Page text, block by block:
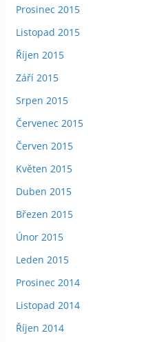
Prosinec 2015
Listopad 2015
Říjen 2015
Září 2015
Srpen 2015
Červenec 2015
Červen 2015
Květen 2015
Duben 2015
Březen 2015
Únor 2015
Leden 2015
Prosinec 2014
Listopad 2014
Říjen 2014